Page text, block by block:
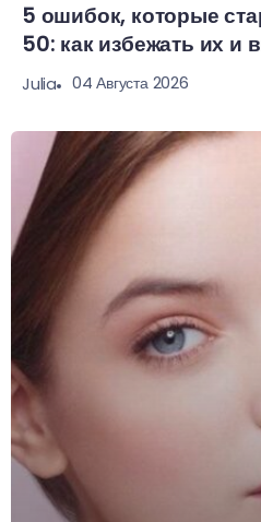
5 ошибок, которые
50: как избежать их и
Julia 04 Августа 2026